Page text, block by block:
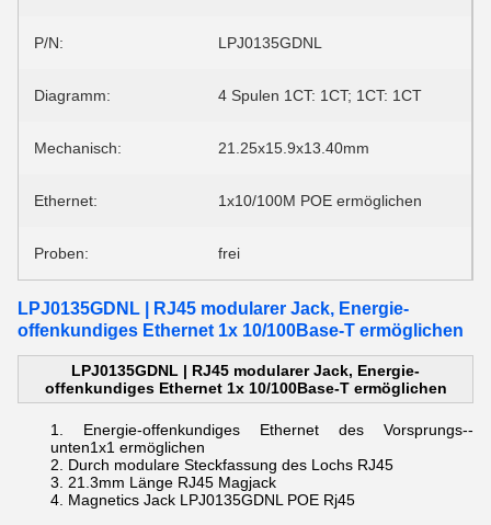
P/N: LPJ0135GDNL
Diagramm: 4 Spulen 1CT: 1CT; 1CT: 1CT
Mechanisch: 21.25x15.9x13.40mm
Ethernet: 1x10/100M POE ermöglichen
Proben: frei
LPJ0135GDNL | RJ45 modularer Jack, Energie-
offenkundiges Ethernet 1x 10/100Base-T ermöglichen
LPJ0135GDNL | RJ45 modularer Jack, Energie-
offenkundiges Ethernet 1x 10/100Base-T ermöglichen
Energie-offenkundiges Ethernet des Vorsprungs--
unten1x1 ermöglichen
Durch modulare Steckfassung des Lochs RJ45
21.3mm Länge RJ45 Magjack
Magnetics Jack LPJ0135GDNL POE Rj45